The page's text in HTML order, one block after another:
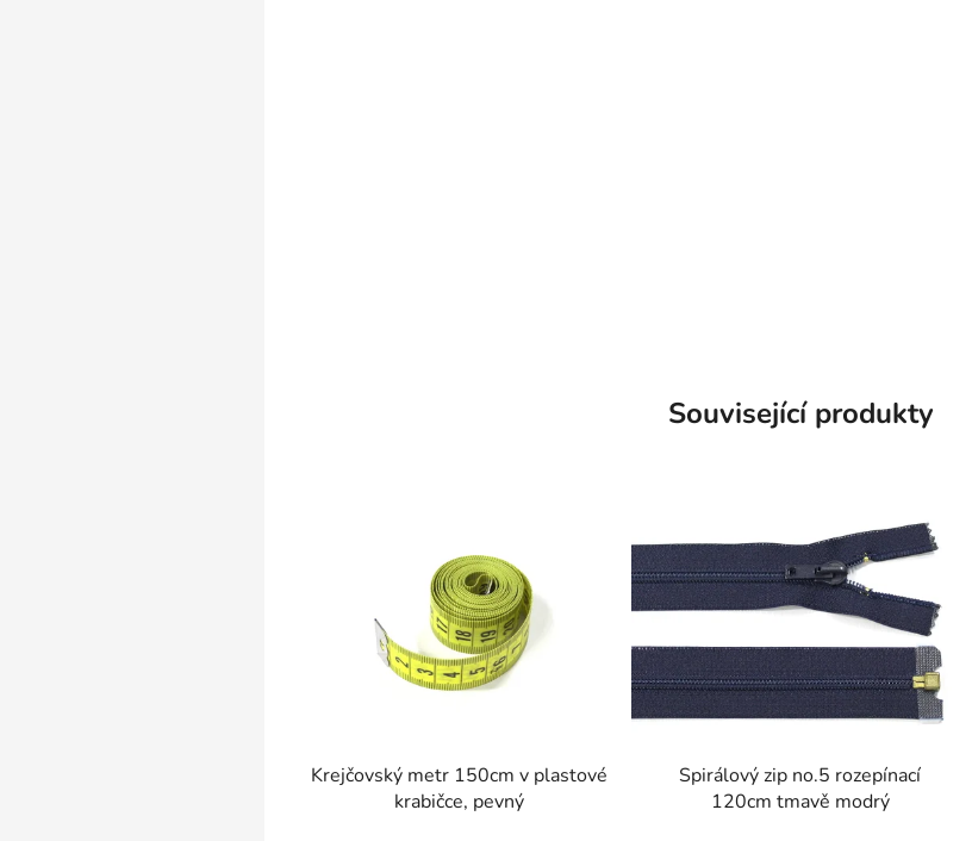
Související produkty
Krejčovský metr 150cm v plastové
krabičce, pevný
Spirálový zip no.5 rozepínací
120cm tmavě modrý